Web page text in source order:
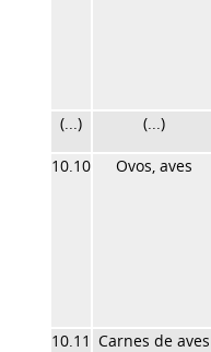
(...) (...)
10.10 Ovos, aves
10.11 Carnes de aves